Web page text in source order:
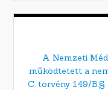
A Nemzeti
működtetett a
C. törvény 149/